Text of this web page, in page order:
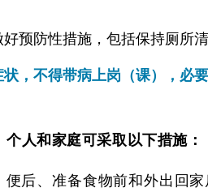
预防性措施，包括保持厕所
，不得带病上岗（课），必
人和家庭可采取以下措施：
便后、准备食物前和外出回